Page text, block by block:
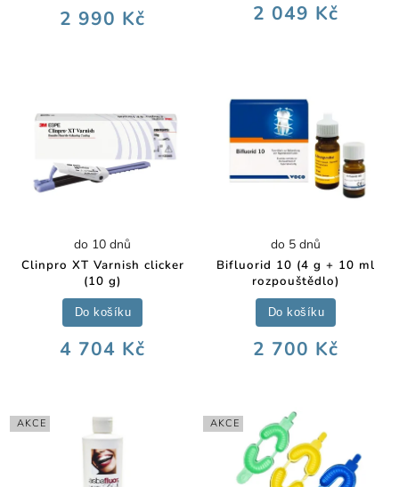
2 990 Kč 2 049 Kč
Clinpro XT Varnish clicker
(10 g)
do 10 dnů
4 704 Kč
Do košíku
Bifluorid 10 (4 g + 10 ml
rozpouštědlo)
do 5 dnů
2 700 Kč
Do košíku
AKCE AKCE